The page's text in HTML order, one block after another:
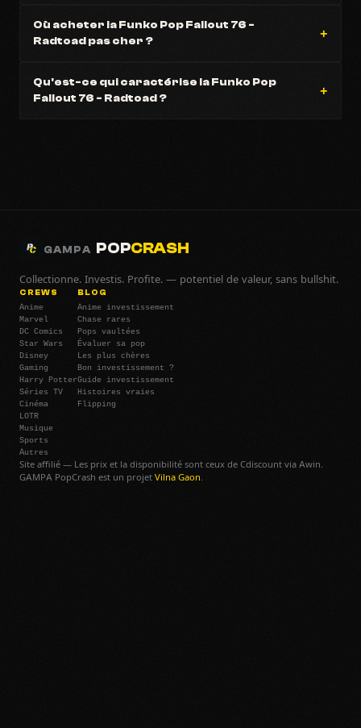
Où acheter la Funko Pop Fallout 76 -
Radtoad pas cher ?
Qu'est-ce qui caractérise la Funko Pop
Fallout 76 - Radtoad ?
GAMPA POPCRASH
Collectionne. Investis. Profite. — potentiel de valeur, sans bullshit.
CREWS
Anime
Marvel
DC Comics
Star Wars
Disney
Gaming
Harry Potter
Séries TV
Cinéma
LOTR
Musique
Sports
Autres
BLOG
Anime investissement
Chase rares
Pops vaultées
Évaluer sa pop
Les plus chères
Bon investissement ?
Guide investissement
Histoires vraies
Flipping
Site affilié — Les prix et la disponibilité sont ceux de Cdiscount via Awin.
GAMPA PopCrash est un projet Vilna Gaon.